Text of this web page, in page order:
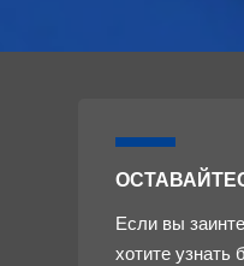
Если вы
хотите